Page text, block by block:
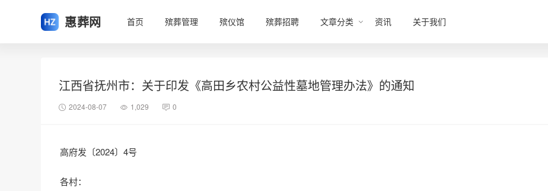
惠葬网 首页 殡葬管理 殡仪馆 殡葬招聘 文章分类 资讯 关于我们
江西省抚州市：关于印发《高田乡农村公益性墓地管理办法》的通知
2024-08-07 1,029 0
高府发〔2024〕4号
各村：